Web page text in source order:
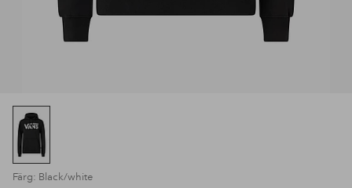
Färg: Black/white